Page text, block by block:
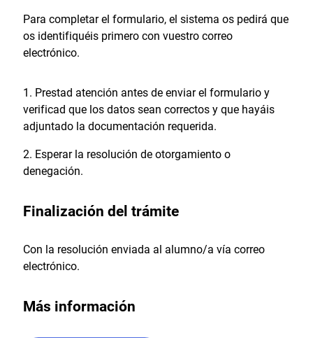
Para completar el formulario, el sistema os pedirá que
os identifiquéis primero con vuestro correo
electrónico.
Prestad atención antes de enviar el formulario y
verificad que los datos sean correctos y que hayáis
adjuntado la documentación requerida.
Esperar la resolución de otorgamiento o
denegación.
Finalización del trámite​
Con la resolución enviada al alumno/a vía correo
electrónico.
Más información